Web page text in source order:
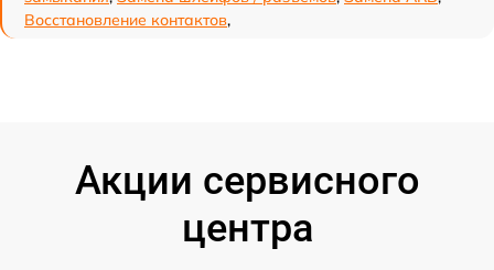
Восстановление контактов,
Акции сервисного
центра